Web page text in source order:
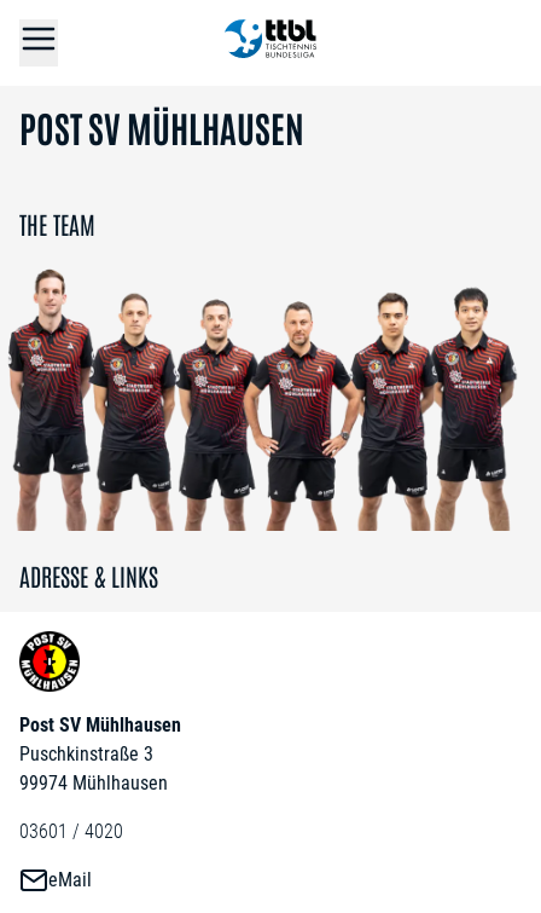
POST SV MÜHLHAUSEN
THE TEAM
ADRESSE & LINKS
Post SV Mühlhausen
Puschkinstraße 3
99974 Mühlhausen
03601 / 4020
eMail